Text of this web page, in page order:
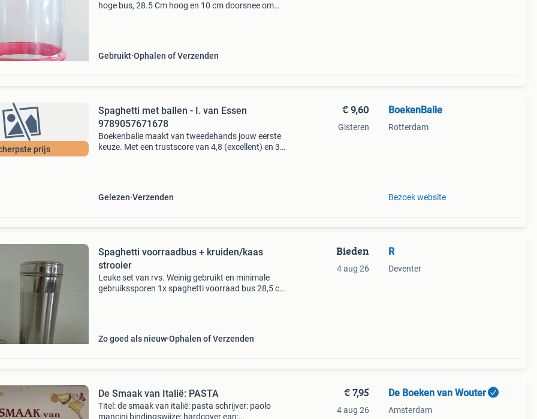
hoge bus, 28.5 Cm hoog en 10 cm doorsnee om
Gebruikt Ophalen of Verzenden
prijs
Spaghetti met ballen - I. van Essen
9789057671678
Boekenbalie maakt van tweedehands jouw eerste
keuze. Met een trustscore van 4,8 (excellent) en 30
Gelezen Verzenden
€ 9,60
Gisteren
BoekenBalie
Rotterdam
Bezoek website
Spaghetti voorraadbus + kruiden/kaas
strooier
Leuke set van rvs. Weinig gebruikt en minimale
gebruikssporen 1x spaghetti voorraad bus 28,5 cm
Zo goed als nieuw Ophalen of Verzenden
Bieden
4 aug 26
R
Deventer
De Smaak van Italië: PASTA
Titel: de smaak van italië: pasta schrijver: paolo
mancini bindingswijze: hardcover ean:
€ 7,95
4 aug 26
De Boeken van Wouter
Amsterdam